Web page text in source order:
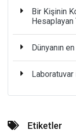
Bir Kişinin
Dünyanın
Etiketler